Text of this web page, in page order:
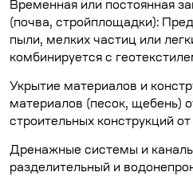
Временная или постоянная
(почва, стройплощадки):
пыли, мелких частиц или
комбинируется с
Укрытие материалов и
материалов (песок, щебень)
строительных конструкций от
Дренажные системы и
разделительный и